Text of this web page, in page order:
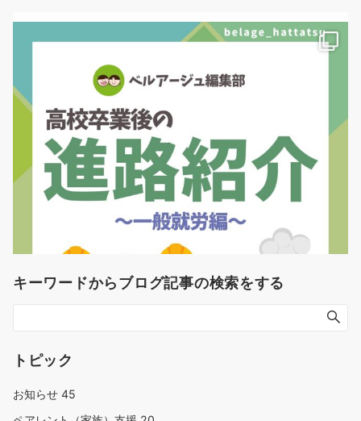
キーワードからブログ記事の検索をする
トピック
お知らせ 45